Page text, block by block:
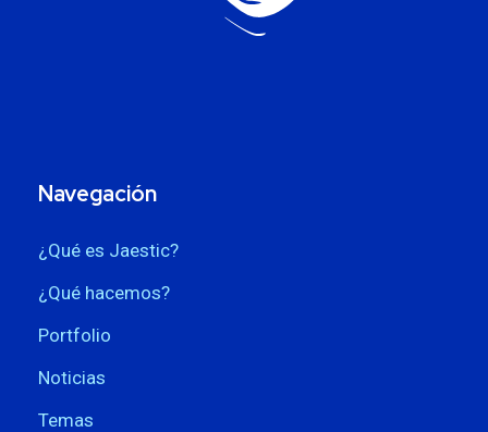
Navegación
¿Qué es Jaestic?
¿Qué hacemos?
Portfolio
Noticias
Temas